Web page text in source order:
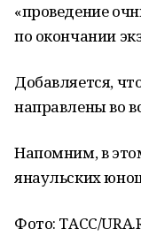
«проведение
по окончании
Добавляется,
направлены во
Напомним, в
янаульских
Фото: ТАСС/